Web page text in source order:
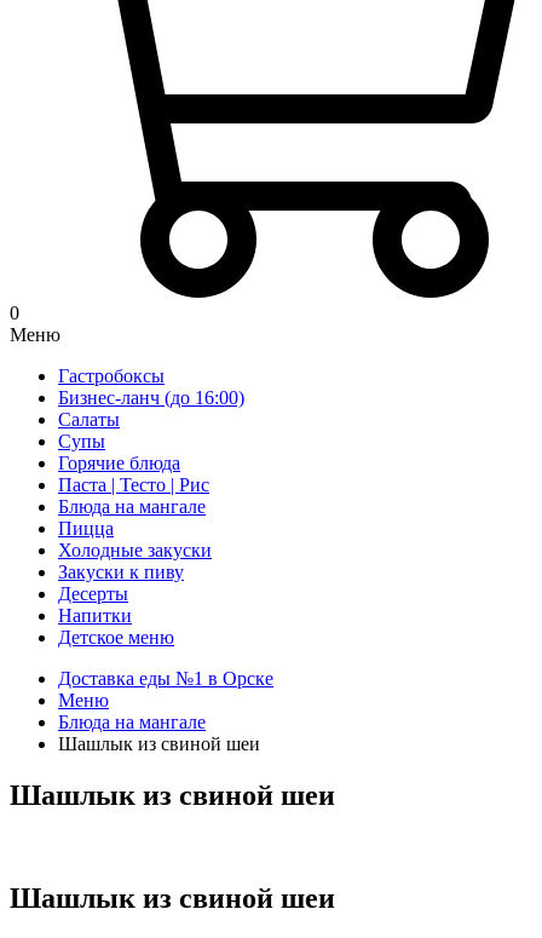
0
Меню
Гастробоксы
Бизнес-ланч (до 16:00)
Салаты
Супы
Горячие блюда
Паста | Тесто | Рис
Блюда на мангале
Пицца
Холодные закуски
Закуски к пиву
Десерты
Напитки
Детское меню
Доставка еды №1 в Орске
Меню
Блюда на мангале
Шашлык из свиной шеи
Шашлык из свиной шеи
Шашлык из свиной шеи